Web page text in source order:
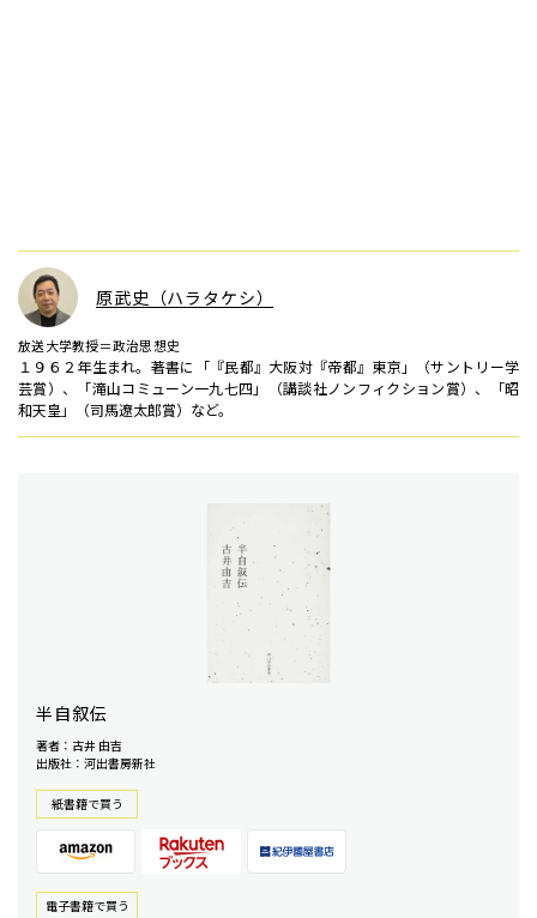
原武史（ハラタケシ）
放送大学教授＝政治思想史
１９６２年生まれ。著書に「『民都』大阪対『帝都』東京」（サントリー学
芸賞）、「滝山コミューン一九七四」（講談社ノンフィクション賞）、「昭
和天皇」（司馬遼太郎賞）など。
半自叙伝
著者：古井 由吉
出版社：河出書房新社
紙書籍で買う
電⼦書籍で買う